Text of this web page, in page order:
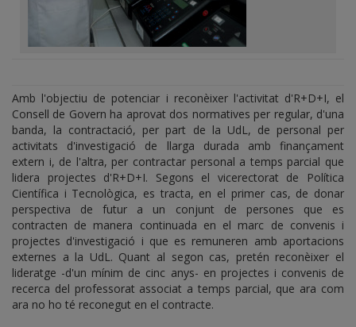
Amb l'objectiu de potenciar i reconèixer l'activitat d'R+D+I, el
Consell de Govern ha aprovat dos normatives per regular, d'una
banda, la contractació, per part de la UdL, de personal per
activitats d'investigació de llarga durada amb finançament
extern i, de l'altra, per contractar personal a temps parcial que
lidera projectes d'R+D+I. Segons el vicerectorat de Política
Científica i Tecnològica, es tracta, en el primer cas, de donar
perspectiva de futur a un conjunt de persones que es
contracten de manera continuada en el marc de convenis i
projectes d'investigació i que es remuneren amb aportacions
externes a la UdL. Quant al segon cas, pretén reconèixer el
lideratge -d'un mínim de cinc anys- en projectes i convenis de
recerca del professorat associat a temps parcial, que ara com
ara no ho té reconegut en el contracte.